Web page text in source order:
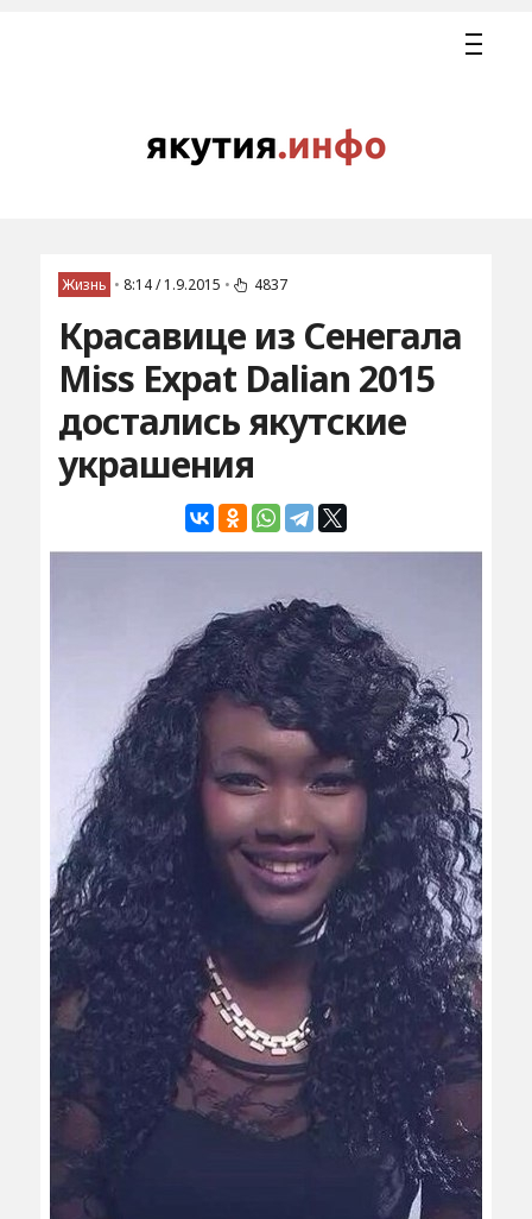
Жизнь • 8:14 / 1.9.2015 • 4837
Красавице из Сенегала
Miss Expat Dalian 2015
достались якутские
украшения